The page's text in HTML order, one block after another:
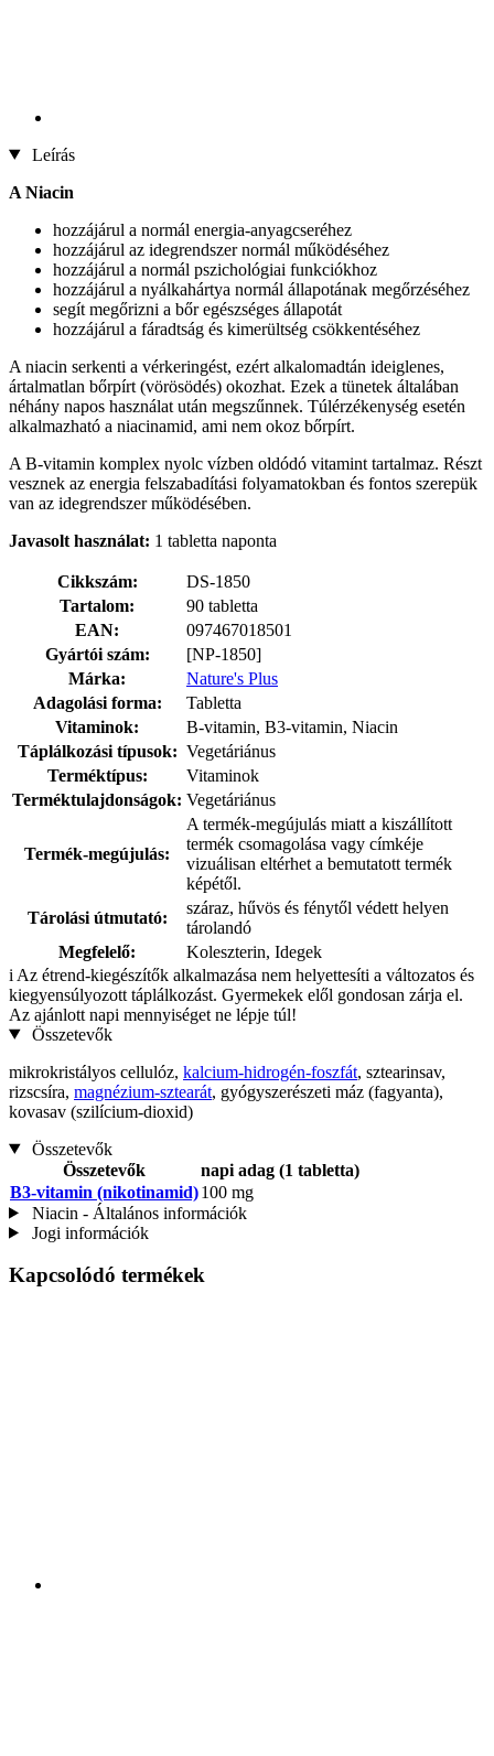
Leírás
A Niacin
hozzájárul a normál energia-anyagcseréhez
hozzájárul az idegrendszer normál működéséhez
hozzájárul a normál pszichológiai funkciókhoz
hozzájárul a nyálkahártya normál állapotának megőrzéséhez
segít megőrizni a bőr egészséges állapotát
hozzájárul a fáradtság és kimerültség csökkentéséhez
A niacin serkenti a vérkeringést, ezért alkalomadtán ideiglenes,
ártalmatlan bőrpírt (vörösödés) okozhat. Ezek a tünetek általában
néhány napos használat után megszűnnek. Túlérzékenység esetén
alkalmazható a niacinamid, ami nem okoz bőrpírt.
A B-vitamin komplex nyolc vízben oldódó vitamint tartalmaz. Részt
vesznek az energia felszabadítási folyamatokban és fontos szerepük
van az idegrendszer működésében.
Javasolt használat: 1 tabletta naponta
Cikkszám:
DS-1850
Tartalom:
90 tabletta
EAN:
097467018501
Gyártói szám:
[NP-1850]
Márka:
Nature's Plus
Adagolási forma:
Tabletta
Vitaminok:
B-vitamin, B3-vitamin, Niacin
Táplálkozási típusok: Vegetáriánus
Terméktípus:
Vitaminok
Terméktulajdonságok: Vegetáriánus
Termék-megújulás:
A termék-megújulás miatt a kiszállított
termék csomagolása vagy címkéje
vizuálisan eltérhet a bemutatott termék
képétől.
Tárolási útmutató:
száraz, hűvös és fénytől védett helyen
tárolandó
Megfelelő:
Koleszterin, Idegek
i Az étrend-kiegészítők alkalmazása nem helyettesíti a változatos és
kiegyensúlyozott táplálkozást. Gyermekek elől gondosan zárja el.
Az ajánlott napi mennyiséget ne lépje túl!
Összetevők
mikrokristályos cellulóz, kalcium-hidrogén-foszfát, sztearinsav,
rizscsíra, magnézium-sztearát, gyógyszerészeti máz (fagyanta),
kovasav (szilícium-dioxid)
Összetevők
Összetevők
napi adag (1 tabletta)
B3-vitamin (nikotinamid)100 mg
Niacin - Általános információk
Jogi információk
Kapcsolódó termékek